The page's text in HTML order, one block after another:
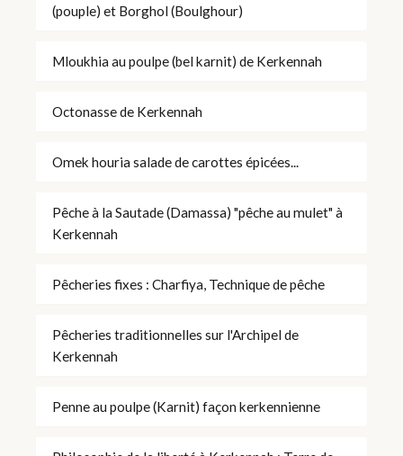
(pouple) et Borghol (Boulghour)
Mloukhia au poulpe (bel karnit) de Kerkennah
Octonasse de Kerkennah
Omek houria salade de carottes épicées...
Pêche à la Sautade (Damassa) "pêche au mulet" à
Kerkennah
Pêcheries fixes : Charfiya, Technique de pêche
Pêcheries traditionnelles sur l'Archipel de
Kerkennah
Penne au poulpe (Karnit) façon kerkennienne